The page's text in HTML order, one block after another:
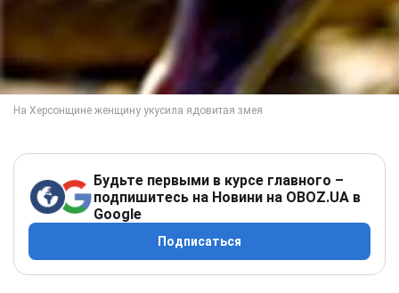
Будьте первыми в курсе главного –
подпишитесь на Новини на OBOZ.UA в
Google
Подписаться